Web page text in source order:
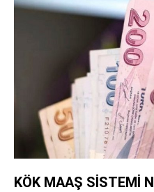
KÖK MAAŞ SİSTEMİ